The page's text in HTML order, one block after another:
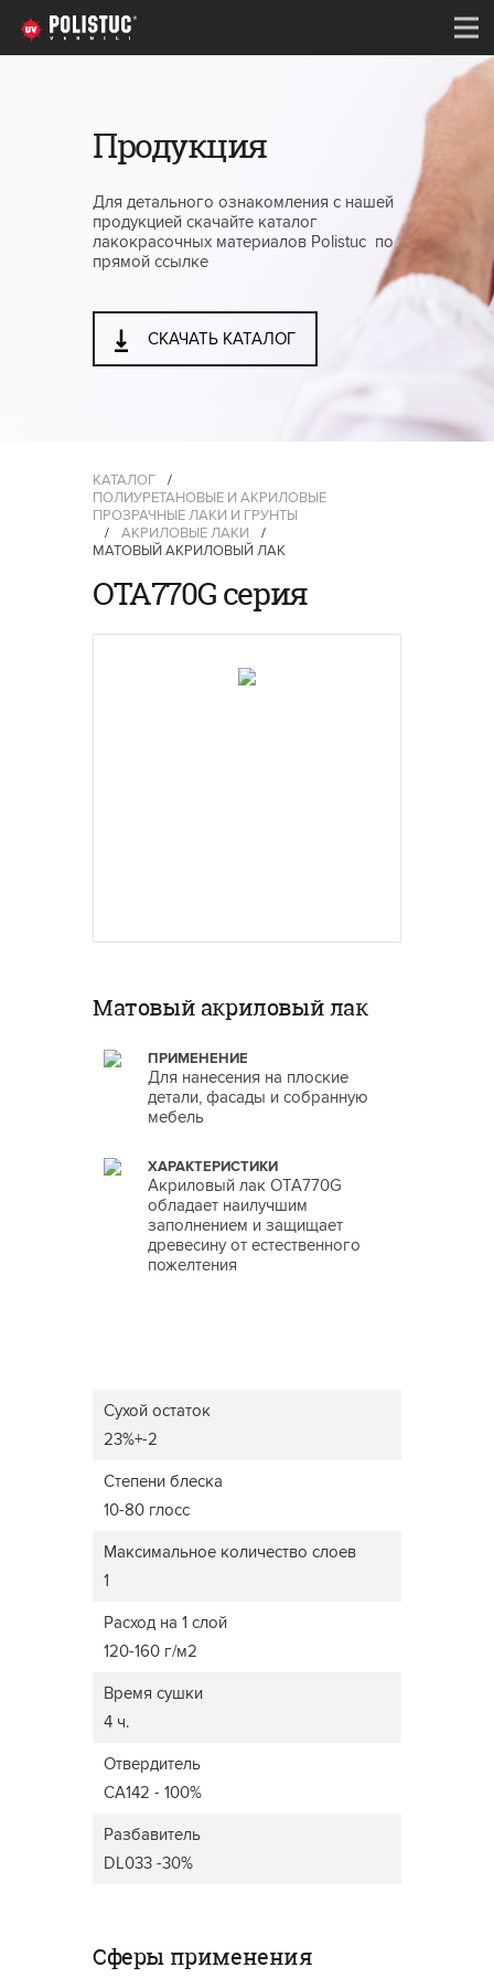
Продукция
Для детального ознакомления с нашей
продукцией скачайте каталог
лакокрасочных материалов Polistuc по
прямой ссылке
СКАЧАТЬ КАТАЛОГ
КАТАЛОГ
/
ПОЛИУРЕТАНОВЫЕ И АКРИЛОВЫЕ
ПРОЗРАЧНЫЕ ЛАКИ И ГРУНТЫ
/
АКРИЛОВЫЕ ЛАКИ
/
МАТОВЫЙ АКРИЛОВЫЙ ЛАК
OTA770G серия
Матовый акриловый лак
ПРИМЕНЕНИЕ
Для нанесения на плоские
детали, фасады и собранную
мебель
ХАРАКТЕРИСТИКИ
Акриловый лак OTA770G
обладает наилучшим
заполнением и защищает
древесину от естественного
пожелтения
Сухой остаток
23%+-2
Степени блеска
10-80 глосс
Максимальное количество слоев
1
Расход на 1 слой
120-160 г/м2
Время сушки
4 ч.
Отвердитель
CA142 - 100%
Разбавитель
DL033 -30%
Сферы применения